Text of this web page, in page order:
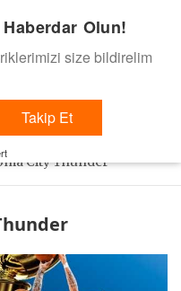
gelsin dedik.
City Thunder
Olun!
size bildirelim
Takip Et